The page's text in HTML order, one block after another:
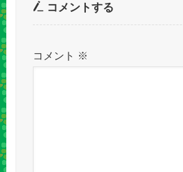
コメントする
コメント ※